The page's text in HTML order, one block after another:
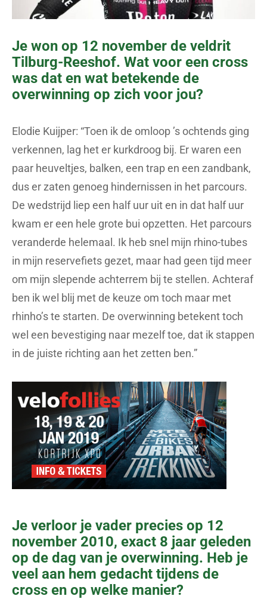
Je won op 12 november de veldrit
Tilburg-Reeshof. Wat voor een cross
was dat en wat betekende de
overwinning op zich voor jou?
Elodie Kuijper: “Toen ik de omloop ’s ochtends ging
verkennen, lag het er kurkdroog bij. Er waren een
paar heuveltjes, balken, een trap en een zandbank,
dus er zaten genoeg hindernissen in het parcours.
De wedstrijd liep een half uur uit en in dat half uur
kwam er een hele grote bui opzetten. Het parcours
veranderde helemaal. Ik heb snel mijn rhino-tubes
in mijn reservefiets gezet, maar had geen tijd meer
om mijn slepende achterrem bij te stellen. Achteraf
ben ik wel blij met de keuze om toch maar met
rhinho’s te starten. De overwinning betekent toch
wel een bevestiging naar mezelf toe, dat ik stappen
in de juiste richting aan het zetten ben.”
Je verloor je vader precies op 12
november 2010, exact 8 jaar geleden
op de dag van je overwinning. Heb je
veel aan hem gedacht tijdens de
cross en op welke manier?